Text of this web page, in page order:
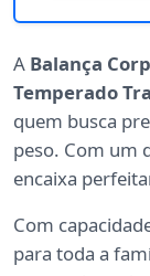
A Balança
Temperado
quem busca
peso. Com um
encaixa
Com
para toda a